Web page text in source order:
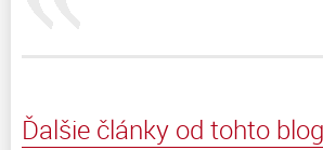
Ďalšie články od tohto